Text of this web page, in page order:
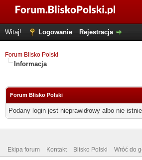
Witaj! Logowanie Rejestracja
Forum Blisko Polski
Informacja
Forum Blisko Polski
Podany login jest nieprawidłowy albo nie
Ekipa forum Kontakt Blisko Polski Wróć do